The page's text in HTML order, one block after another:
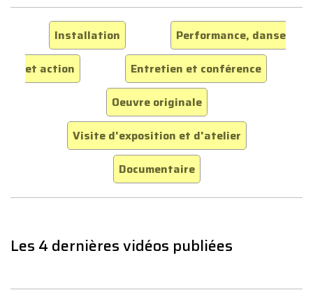
Installation
Performance, danse
et action
Entretien et conférence
Oeuvre originale
Visite d'exposition et d'atelier
Documentaire
Les 4 dernières vidéos publiées